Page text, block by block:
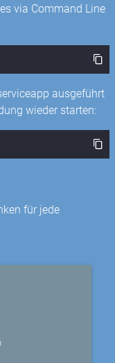
via Command Line
ausgeführt
wieder starten:
für jede